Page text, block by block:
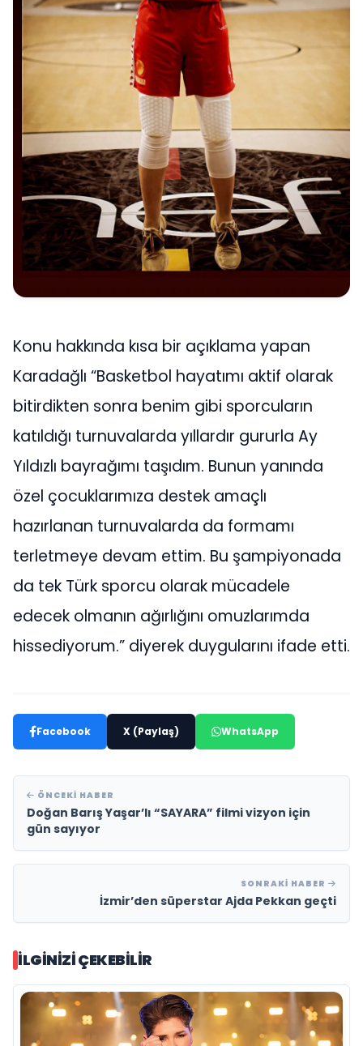
Konu hakkında kısa bir açıklama yapan
Karadağlı “Basketbol hayatımı aktif olarak
bitirdikten sonra benim gibi sporcuların
katıldığı turnuvalarda yıllardır gururla Ay
Yıldızlı bayrağımı taşıdım. Bunun yanında
özel çocuklarımıza destek amaçlı
hazırlanan turnuvalarda da formamı
terletmeye devam ettim. Bu şampiyonada
da tek Türk sporcu olarak mücadele
edecek olmanın ağırlığını omuzlarımda
hissediyorum.” diyerek duygularını ifade etti.
Facebook X (Paylaş) WhatsApp
ÖNCEKI HABER
Doğan Barış Yaşar’lı “SAYARA” filmi vizyon için
gün sayıyor
SONRAKI HABER
İzmir’den süperstar Ajda Pekkan geçti
İLGINIZI ÇEKEBILIR